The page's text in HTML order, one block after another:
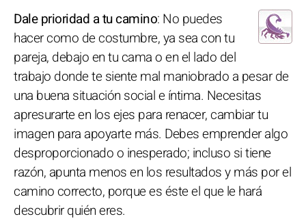
Dale prioridad a tu camino: No puedes
hacer como de costumbre, ya sea con tu
pareja, debajo en tu cama o en el lado del
trabajo donde te siente mal maniobrado a pesar de
una buena situación social e íntima. Necesitas
apresurarte en los ejes para renacer, cambiar tu
imagen para apoyarte más. Debes emprender algo
desproporcionado o inesperado; incluso si tiene
razón, apunta menos en los resultados y más por el
camino correcto, porque es éste el que le hará
descubrir quién eres.